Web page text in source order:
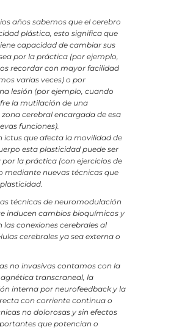
años sabemos que el cerebro
plástica, esto significa que
capacidad de cambiar sus
por la práctica (por ejemplo,
recordar con mayor facilidad
varias veces) o por
lesión (por ejemplo, cuando
la mutilación de una
cerebral encargada de esa
funciones).
ictus que afecta la movilidad de
esta plasticidad puede ser
por la práctica (con ejercicios de
mediante nuevas técnicas que
técnicas de neuromodulación
inducen cambios bioquímicos y
las conexiones cerebrales al
cerebrales ya sea externa o
no invasivas contamos con la
transcraneal, la
interna por neurofeedback y la
con corriente continua o
no dolorosas y sin efectos
que potencian o